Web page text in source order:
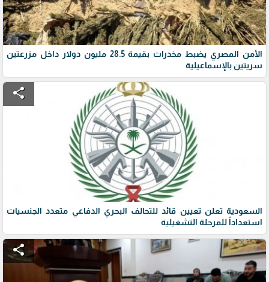
الأمن المصري يضبط مخدرات بقيمة 28.5 مليون دولار داخل مزرعتين
سريتين بالإسماعيلية
share
السعودية تعلن تعيين قائد للتحالف البحري الدفاعي متعدد الجنسيات
استعداداً للمرحلة التشغيلية
share